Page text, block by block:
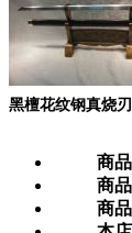
黑檀花纹钢真烧
商
商
商